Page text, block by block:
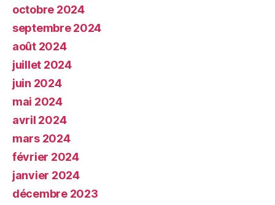
octobre 2024
septembre 2024
août 2024
juillet 2024
juin 2024
mai 2024
avril 2024
mars 2024
février 2024
janvier 2024
décembre 2023